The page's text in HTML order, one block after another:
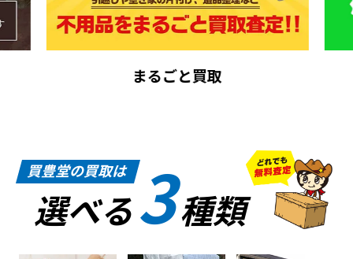
まるごと買取
買豊堂の買取は
選べる3種類